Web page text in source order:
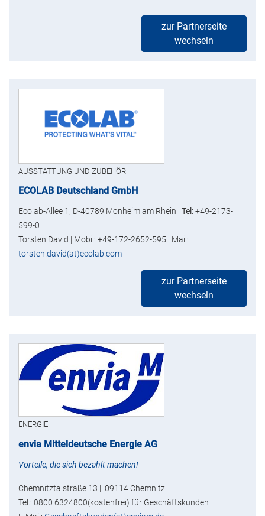
zur Partnerseite
wechseln
AUSSTATTUNG UND ZUBEHÖR
ECOLAB Deutschland GmbH
Ecolab-Allee 1, D-40789 Monheim am Rhein | Tel:+49-2173-
599-0
Torsten David | Mobil: +49-172-2652-595 | Mail:
torsten.david(at)ecolab.com
zur Partnerseite
wechseln
ENERGIE
envia Mitteldeutsche Energie AG
Vorteile, die sich bezahlt machen!
Chemnitztalstraße 13 || 09114 Chemnitz
Tel.: 0800 6324800(kostenfrei) für Geschäftskunden